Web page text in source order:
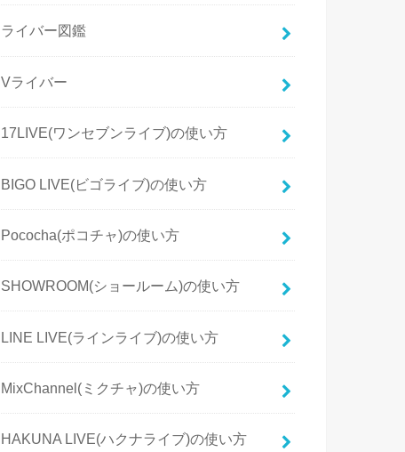
ライバー図鑑
Vライバー
17LIVE(ワンセブンライブ)の使い方
BIGO LIVE(ビゴライブ)の使い方
Pococha(ポコチャ)の使い方
SHOWROOM(ショールーム)の使い方
LINE LIVE(ラインライブ)の使い方
MixChannel(ミクチャ)の使い方
HAKUNA LIVE(ハクナライブ)の使い方